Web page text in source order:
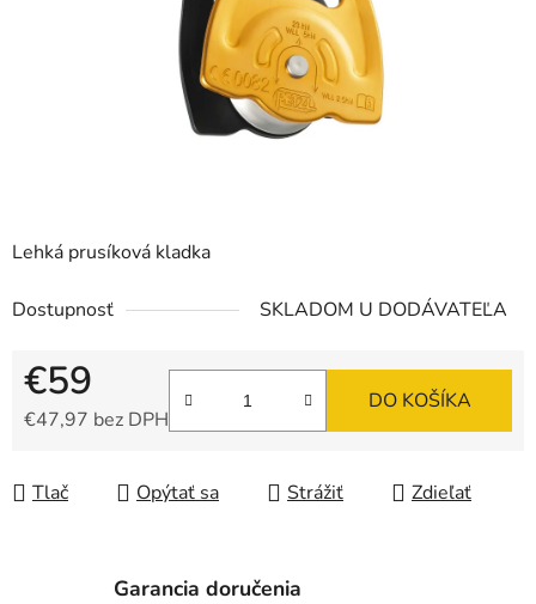
Lehká prusíková kladka
Dostupnosť SKLADOM U DODÁVATEĽA
€59
€47,97 bez DPH
DO KOŠÍKA
Tlač Opýtať sa Strážiť Zdieľať
Garancia doručenia